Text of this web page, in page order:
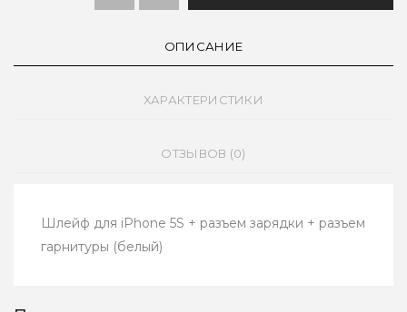
ОПИСАНИЕ
ХАРАКТЕРИСТИКИ
ОТЗЫВОВ (0)
Шлейф для iPhone 5S + разъем зарядки + разъем
гарнитуры (белый)